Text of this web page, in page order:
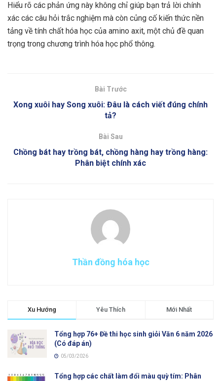
Hiểu rõ các phản ứng này không chỉ giúp bạn trả lời chính
xác các câu hỏi trắc nghiệm mà còn củng cố kiến thức nền
tảng về tính chất hóa học của amino axit, một chủ đề quan
trọng trong chương trình hóa học phổ thông.
Bài Trước
Xong xuôi hay Song xuôi: Đâu là cách viết đúng chính
tả?
Bài Sau
Chồng bát hay trồng bát, chồng hàng hay trồng hàng:
Phân biệt chính xác
Thần đồng hóa học
Xu Hướng Yêu Thích Mới Nhất
Tổng hợp 76+ Đề thi học sinh giỏi Văn 6 năm 2026
(Có đáp án)
05/03/2026
Tổng hợp các chất làm đổi màu quỳ tím: Phân